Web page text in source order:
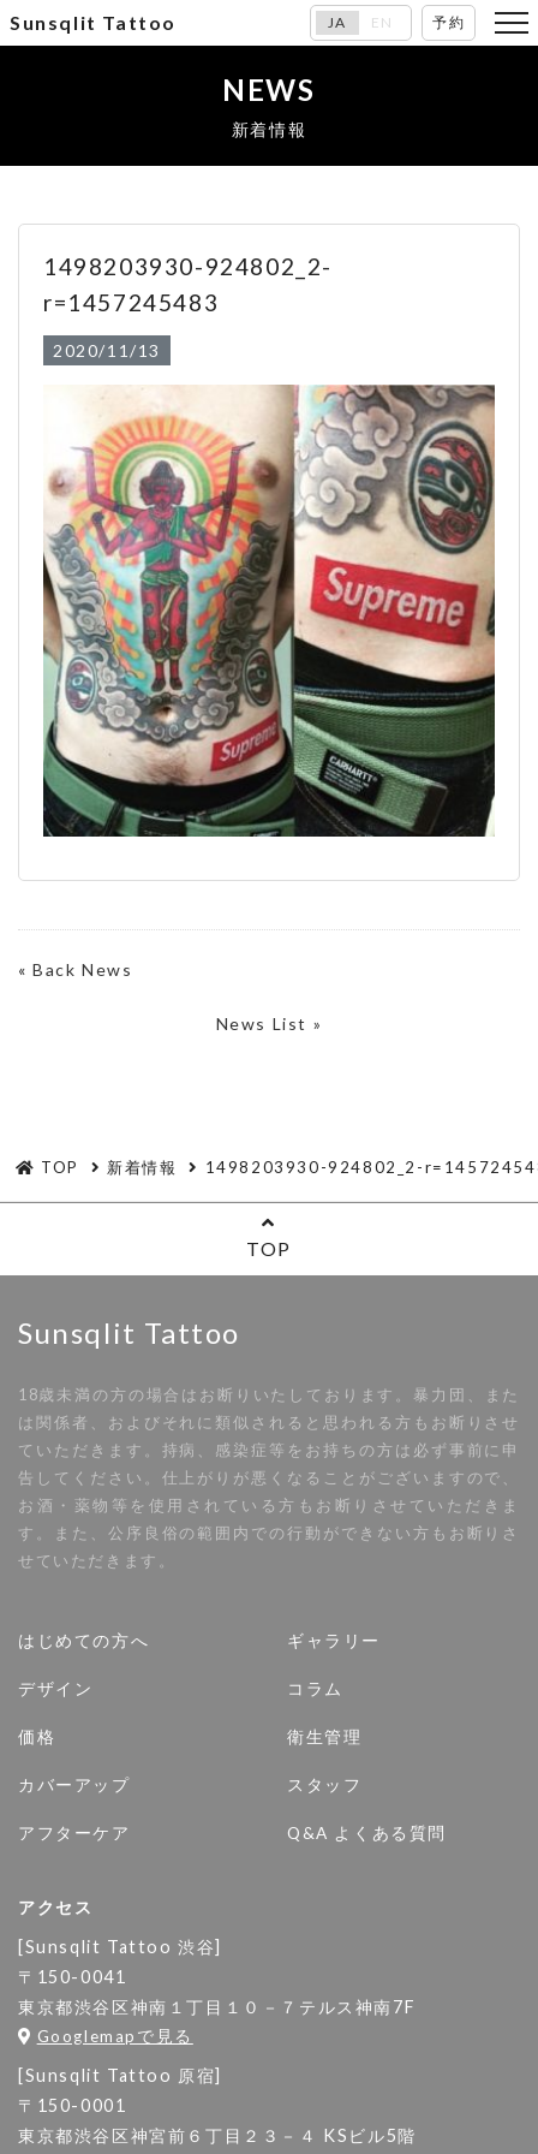
Sunsqlit Tattoo JA EN 予約
NEWS
新着情報
1498203930-924802_2-
r=1457245483
2020/11/13
«Back News
News List »
TOP 新着情報 1498203930-924802_2-
TOP
Sunsqlit Tattoo
18歳未満の方の場合はお断りいたしております。暴力団、また
は関係者、およびそれに類似されると思われる方もお断りさせ
ていただきます。持病、感染症等をお持ちの方は必ず事前に申
告してください。仕上がりが悪くなることがございますので、
お酒・薬物等を使用されている方もお断りさせていただきま
す。また、公序良俗の範囲内での行動ができない方もお断りさ
せていただきます。
はじめての方へ
デザイン
価格
カバーアップ
アフターケア
ギャラリー
コラム
衛生管理
スタッフ
Q&A よくある質問
アクセス
[Sunsqlit Tattoo 渋谷]
〒150-0041
東京都渋谷区神南１丁目１０－７テルス神南7F
Googlemapで見る
[Sunsqlit Tattoo 原宿]
〒150-0001
東京都渋谷区神宮前６丁目２３－４ KSビル5階